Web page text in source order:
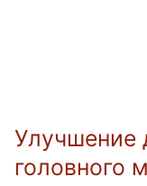
Улучшение
головного